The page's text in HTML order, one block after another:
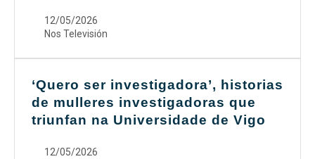
12/05/2026
Nos Televisión
‘Quero ser investigadora’, historias
de mulleres investigadoras que
triunfan na Universidade de Vigo
12/05/2026